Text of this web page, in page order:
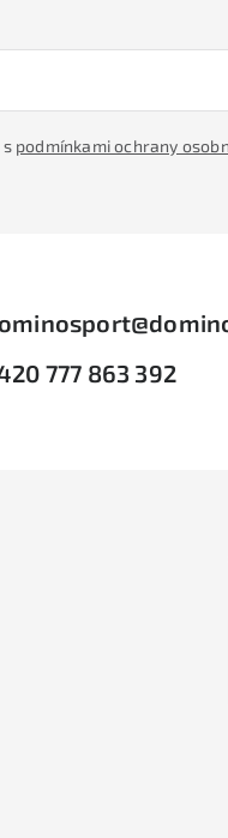
s podmínkami ochrany
@
777 863 392